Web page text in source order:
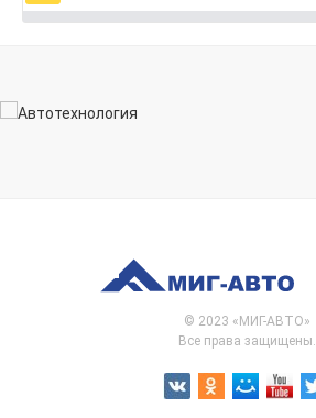
© 2023 «МИГ-АВТО»
Все права защищены.